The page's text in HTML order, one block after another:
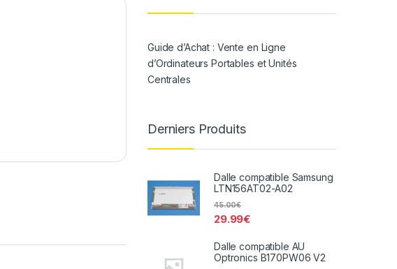
Guide d’Achat : Vente en Ligne
d’Ordinateurs Portables et Unités
Centrales
Derniers Produits
Dalle compatible Samsung
LTN156AT02-A02
29.99€
45.00€
Dalle compatible AU
Optronics B170PW06 V2